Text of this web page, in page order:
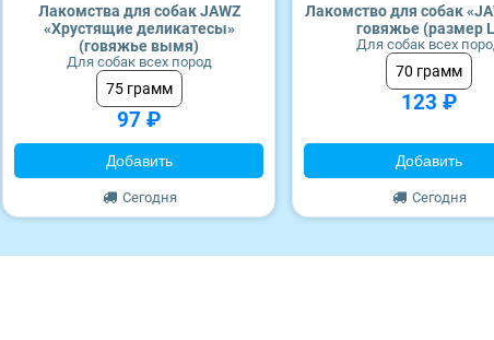
Лакомства для собак JAWZ
«Хрустящие деликатесы»
(говяжье вымя)
Для собак всех пород
75 грамм
97 ₽
Добавить
Сегодня
Лакомство для собак
говяжье (размер
Для собак всех
70 грамм
123 ₽
Добавить
Сегодня